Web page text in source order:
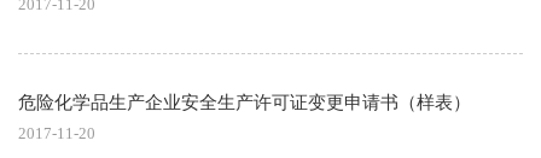
2017-11-20
危险化学品生产企业安全生产许可证变更申请书（样表）
2017-11-20